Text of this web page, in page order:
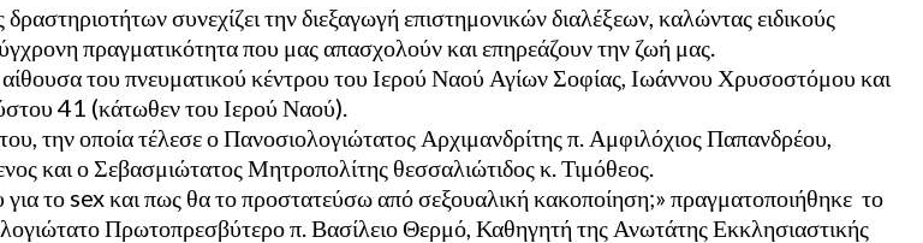
συνεχίζει την διεξαγωγή επιστημονικών διαλέξεων, καλώντας ειδικούς
πραγματικότητα που μας απασχολούν και επηρεάζουν την ζωή μας.
αίθουσα του πνευματικού κέντρου του Ιερού Ναού Αγίων Σοφίας, Ιωάννου Χρυσοστόμου και
41 (κάτωθεν του Ιερού Ναού).
την οποία τέλεσε ο Πανοσιολογιώτατος Αρχιμανδρίτης π. Αμφιλόχιος Παπανδρέου,
και ο Σεβασμιώτατος Μητροπολίτης θεσσαλιώτιδος κ. Τιμόθεος.
το sex και πως θα το προστατεύσω από σεξουαλική κακοποίηση;» πραγματοποιήθηκε το
Πρωτοπρεσβύτερο π. Βασίλειο Θερμό, Καθηγητή της Ανωτάτης Εκκλησιαστικής